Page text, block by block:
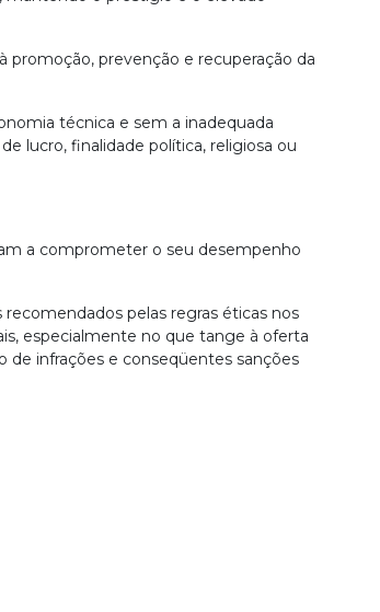
promoção, prevenção e recuperação da
técnica e sem a inadequada
lucro, finalidade política, religiosa ou
a comprometer o seu desempenho
pelas regras éticas nos
especialmente no que tange à oferta
infrações e conseqüentes sanções